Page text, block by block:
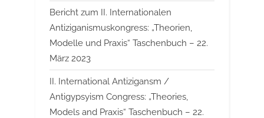
Bericht zum II. Internationalen
Antiziganismuskongress: „Theorien,
Modelle und Praxis“ Taschenbuch – 22.
März 2023
II. International Antizigansm /
Antigypsyism Congress: „Theories,
Models and Praxis“ Taschenbuch – 22.